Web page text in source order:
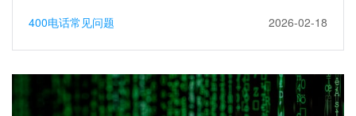
400电话常见问题 2026-02-18